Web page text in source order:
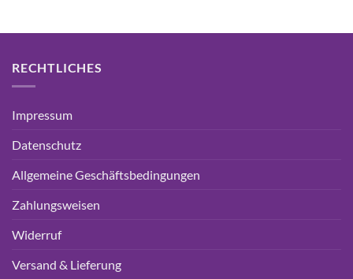
RECHTLICHES
Impressum
Datenschutz
Allgemeine Geschäftsbedingungen
Zahlungsweisen
Widerruf
Versand & Lieferung